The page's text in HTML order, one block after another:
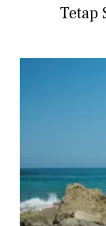
Tetap